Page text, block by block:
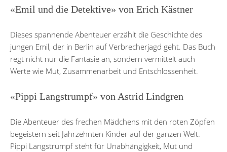
«Emil und die Detektive» von Erich Kästner
Dieses spannende Abenteuer erzählt die Geschichte des
jungen Emil, der in Berlin auf Verbrecherjagd geht. Das Buch
regt nicht nur die Fantasie an, sondern vermittelt auch
Werte wie Mut, Zusammenarbeit und Entschlossenheit.
«Pippi Langstrumpf» von Astrid Lindgren
Die Abenteuer des frechen Mädchens mit den roten Zöpfen
begeistern seit Jahrzehnten Kinder auf der ganzen Welt.
Pippi Langstrumpf steht für Unabhängigkeit, Mut und